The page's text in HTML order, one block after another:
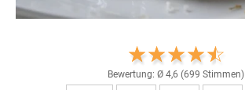
Bewertung: Ø 4,6 (699 Stimmen)